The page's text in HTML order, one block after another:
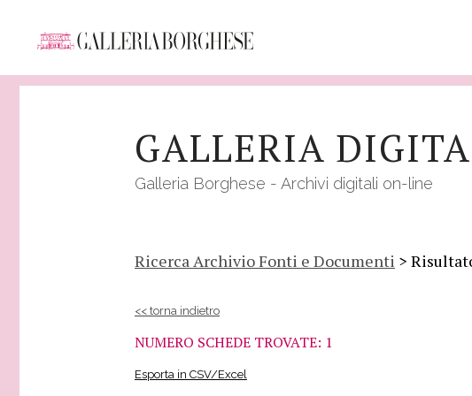
GALLERIA
Galleria Borghese - Archivi digitali on-line
Ricerca Archivio Fonti e Documenti >
<< torna indietro
NUMERO SCHEDE TROVATE: 1
Esporta in CSV/Excel